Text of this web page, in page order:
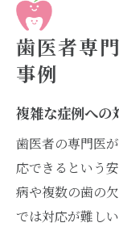
歯医者専
事例
複雑な症例への
歯医者の専門医
応できるという
病や複数の歯の
では対応が難し